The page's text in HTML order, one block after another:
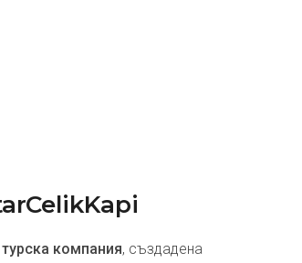
компания, създадена